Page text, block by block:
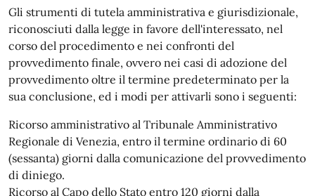
Gli strumenti di tutela amministrativa e giurisdizionale,
riconosciuti dalla legge in favore dell'interessato, nel
corso del procedimento e nei confronti del
provvedimento finale, ovvero nei casi di adozione del
provvedimento oltre il termine predeterminato per la
sua conclusione, ed i modi per attivarli sono i seguenti:
Ricorso amministrativo al Tribunale Amministrativo
Regionale di Venezia, entro il termine ordinario di 60
(sessanta) giorni dalla comunicazione del provvedimento
di diniego.
Ricorso al Capo dello Stato entro 120 giorni dalla